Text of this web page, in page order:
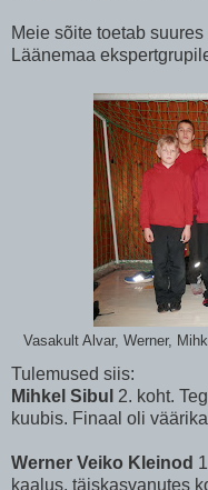
Meie sõite toetab
Läänemaa
Vasakult Alvar, Werner,
Tulemused siis:
Mihkel Sibul 2. koht.
kuubis. Finaal oli
Werner Veiko Kleinod
kaalus, täiskasvanutes